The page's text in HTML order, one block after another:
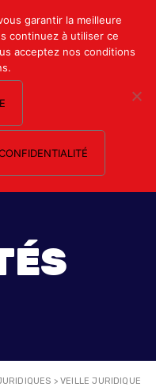
Mon compte
Nous contacter
>VEILLE JURIDIQUE
garantir la meilleure
continuez à utiliser ce
acceptez nos conditions